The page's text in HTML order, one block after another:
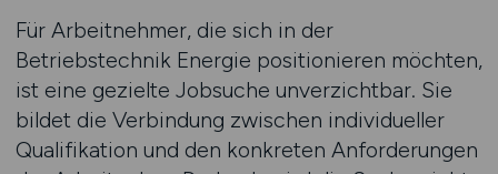
Für Arbeitnehmer, die sich in der
Betriebstechnik Energie positionieren möchten,
ist eine gezielte Jobsuche unverzichtbar. Sie
bildet die Verbindung zwischen individueller
Qualifikation und den konkreten Anforderungen